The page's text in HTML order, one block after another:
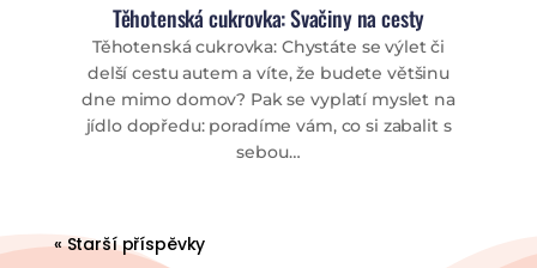
Těhotenská cukrovka: Svačiny na cesty
Těhotenská cukrovka: Chystáte se výlet či
delší cestu autem a víte, že budete většinu
dne mimo domov? Pak se vyplatí myslet na
jídlo dopředu: poradíme vám, co si zabalit s
sebou…
« Starší příspěvky